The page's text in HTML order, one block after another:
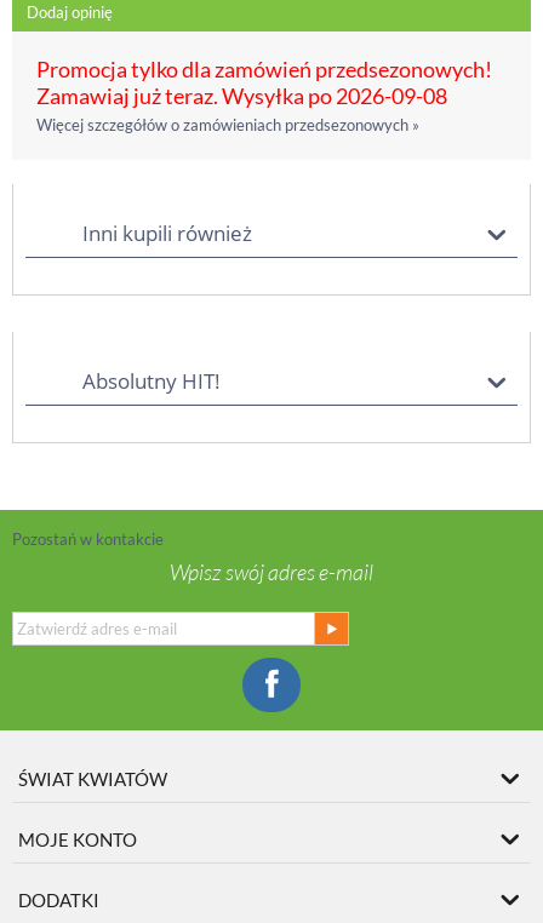
Dodaj opinię
Promocja tylko dla zamówień przedsezonowych!
Zamawiaj już teraz. Wysyłka po 2026-09-08
Więcej szczegółów o zamówieniach przedsezonowych »
Inni kupili również
Absolutny HIT!
Pozostań w kontakcie
Wpisz swój adres e-mail
ŚWIAT KWIATÓW
MOJE KONTO
DODATKI